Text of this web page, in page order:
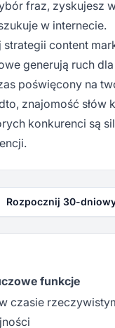
fraz, zyskujesz
w internecie.
content
generują ruch
poświęcony na
znajomość słów
konkurenci są
Rozpocznij 30-
funkcje
czasie